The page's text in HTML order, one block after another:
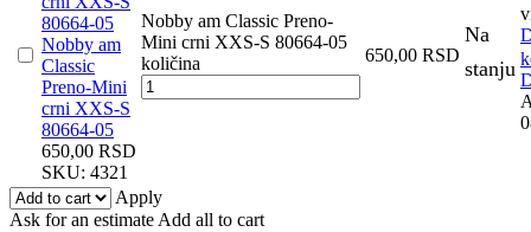
Nobby am
Classic
Preno-Mini
crni XXS-S
80664-05
650,00 RSD
SKU: 4321
Nobby am Classic Preno-
Mini crni XXS-S 80664-05
količina
650,00 RSD
Na
stanju
Apply
Ask for an estimate Add all to cart